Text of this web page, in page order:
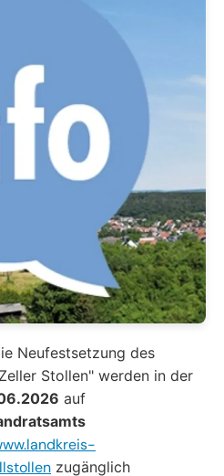
Neufestsetzung des
Stollen" werden in der
auf
zugänglich